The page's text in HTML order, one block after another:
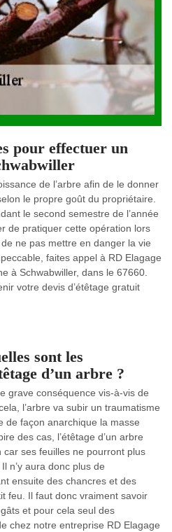
pour effectuer un
de l’arbre afin de le donner
le propre goût du propriétaire.
le second semestre de l’année
de pratiquer cette opération lors
ne pas mettre en danger la vie
faites appel à RD Elagage
à Schwabwiller, dans le 67660.
votre devis d’étêtage gratuit
sont les
d’un arbre ?
grave conséquence vis-à-vis de
l’arbre va subir un traumatisme
de façon anarchique la masse
des cas, l’étêtage d’un arbre
ses feuilles ne pourront plus
n’y aura donc plus de
ensuite des chancres et des
feu. Il faut donc vraiment savoir
et pour cela seul des
chez notre entreprise RD Elagage